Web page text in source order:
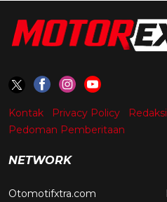
Kontak Privacy Policy Redaksi
Pedoman Pemberitaan
NETWORK
Otomotifxtra.com